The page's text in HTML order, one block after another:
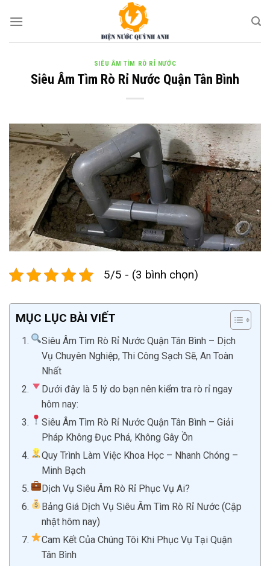
SIÊU ÂM TÌM RÒ RỈ NƯỚC
Siêu Âm Tìm Rò Rỉ Nước Quận Tân Bình
5/5 - (3 bình chọn)
MỤC LỤC BÀI VIẾT
Siêu Âm Tìm Rò Rỉ Nước Quận Tân Bình – Dịch
Vụ Chuyên Nghiệp, Thi Công Sạch Sẽ, An Toàn
Nhất
Dưới đây là 5 lý do bạn nên kiểm tra rò rỉ ngay
hôm nay:
Siêu Âm Tìm Rò Rỉ Nước Quận Tân Bình – Giải
Pháp Không Đục Phá, Không Gây Ồn
Quy Trình Làm Việc Khoa Học – Nhanh Chóng –
Minh Bạch
Dịch Vụ Siêu Âm Rò Rỉ Phục Vụ Ai?
Bảng Giá Dịch Vụ Siêu Âm Tìm Rò Rỉ Nước (Cập
nhật hôm nay)
Cam Kết Của Chúng Tôi Khi Phục Vụ Tại Quận
Tân Bình